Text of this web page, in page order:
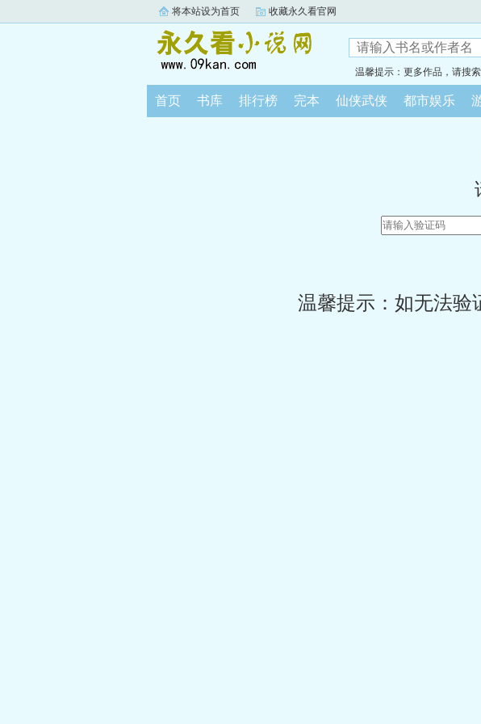
将本站设为首页 收藏永久看官网
温馨提示：更多作品，请搜
首页 书库 排行榜 完本 仙侠武侠 都市娱乐
温馨提示：如无法验